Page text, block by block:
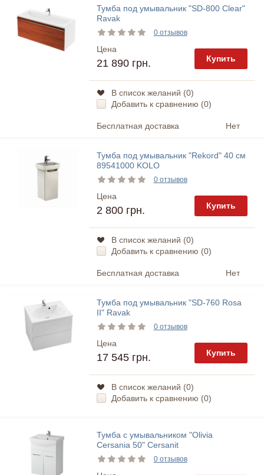
Тумба под умывальник "SD-800 Clear"
Ravak
0 отзывов
Цена
21 890 грн. Купить
В список желаний (0)
Добавить к сравнению (0)
Бесплатная доставка Нет
Тумба под умывальник "Rekord" 40 см
89541000 KOLO
0 отзывов
Цена
2 800 грн. Купить
В список желаний (0)
Добавить к сравнению (0)
Бесплатная доставка Нет
Тумба под умывальник "SD-760 Rosa
II" Ravak
0 отзывов
Цена
17 545 грн. Купить
В список желаний (0)
Добавить к сравнению (0)
Тумба с умывальником "Olivia
Cersania 50" Cersanit
0 отзывов